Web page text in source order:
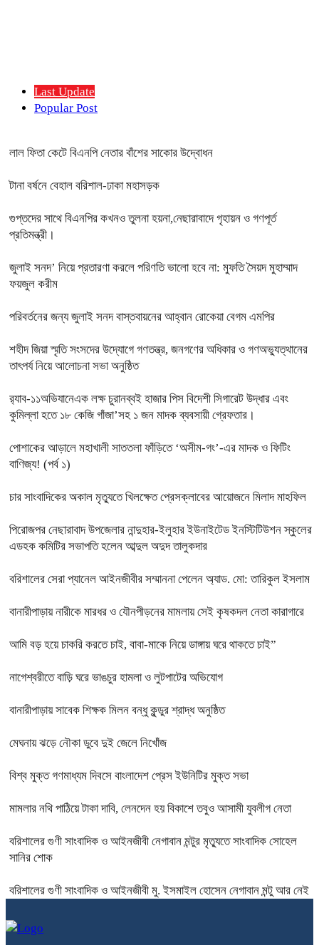
Last Update
Popular Post
লাল ফিতা কেটে বিএনপি নেতার বাঁশের সাকোর উদ্বোধন
টানা বর্ষনে বেহাল বরিশাল-ঢাকা মহাসড়ক
গুপ্তদের সাথে বিএনপির কখনও তুলনা হয়না,নেছারাবাদে গৃহায়ন ও গণপূর্ত
প্রতিমন্ত্রী।
জুলাই সনদ’ নিয়ে প্রতারণা করলে পরিণতি ভালো হবে না: মুফতি সৈয়দ মুহাম্মাদ
ফয়জুল করীম
পরিবর্তনের জন্য জুলাই সনদ বাস্তবায়নের আহ্বান রোকেয়া বেগম এমপির
শহীদ জিয়া স্মৃতি সংসদের উদ্যোগে গণতন্ত্র, জনগণের অধিকার ও গণঅভ্যুত্থানের
তাৎপর্য নিয়ে আলোচনা সভা অনুষ্ঠিত
র‌্যাব-১১অভিযানেএক লক্ষ চুরানব্বই হাজার পিস বিদেশী সিগারেট উদ্ধার এবং
কুমিল্লা হতে ১৮ কেজি গাঁজা’সহ ১ জন মাদক ব্যবসায়ী গ্রেফতার।
পোশাকের আড়ালে মহাখালী সাততলা ফাঁড়িতে ‘অসীম-গং’-এর মাদক ও ফিটিং
বাণিজ্য! (পর্ব ১)
চার সাংবাদিকের অকাল মৃত্যুতে খিলক্ষেত প্রেসক্লাবের আয়োজনে মিলাদ মাহফিল
পিরোজপর নেছারাবাদ উপজেলার নান্দুহার-ইলুহার ইউনাইটেড ইনস্টিটিউশন স্কুলের
এডহক কমিটির সভাপতি হলেন আব্দুল অদুদ তালুকদার
বরিশালের সেরা প্যানেল আইনজীবীর সম্মাননা পেলেন অ্যাড. মো: তারিকুল ইসলাম
বানারীপাড়ায় নারীকে মারধর ও যৌনপীড়নের মামলায় সেই কৃষকদল নেতা কারাগারে
আমি বড় হয়ে চাকরি করতে চাই, বাবা-মাকে নিয়ে ডাঙ্গায় ঘরে থাকতে চাই”
নাগেশ্বরীতে বাড়ি ঘরে ভাঙচুর হামলা ও লুটপাটের অভিযোগ
বানারীপাড়ায় সাবেক শিক্ষক মিলন বন্ধু কুন্ডুর শ্রাদ্ধ অনুষ্ঠিত
মেঘনায় ঝড়ে নৌকা ডুবে দুই জেলে নিখোঁজ
বিশ্ব মুক্ত গণমাধ্যম দিবসে বাংলাদেশ প্রেস ইউনিটির মুক্ত সভা
মামলার নথি পাঠিয়ে টাকা দাবি, লেনদেন হয় বিকাশে তবুও আসামী যুবলীগ নেতা
বরিশালের গুণী সাংবাদিক ও আইনজীবী নেগাবান মন্টুর মৃত্যুতে সাংবাদিক সোহেল
সানির শোক
বরিশালের গুণী সাংবাদিক ও আইনজীবী মু. ইসমাইল হোসেন নেগাবান মন্টু আর নেই